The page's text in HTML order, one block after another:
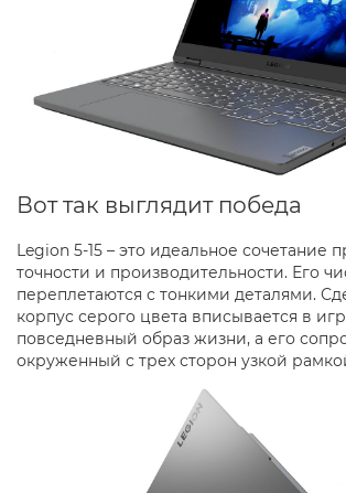
Вот так выглядит победа
Legion 5-15 – это идеальное сочетание
точности и производительности. Его
переплетаются с тонкими деталями.
корпус серого цвета вписывается в
повседневный образ жизни, а его
окруженный с трех сторон узкой